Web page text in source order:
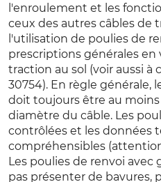
l'enroulement et les
ceux des autres câbles de
l'utilisation de poulies de
prescriptions générales en
traction au sol (voir aussi à
30754). En règle générale,
doit toujours être au moins
diamètre du câble. Les
contrôlées et les données
compréhensibles
Les poulies de renvoi avec
pas présenter de bavures,